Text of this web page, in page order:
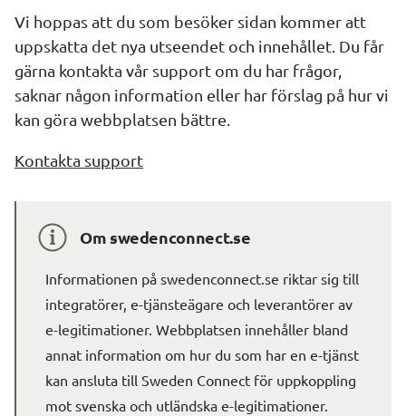
Vi hoppas att du som besöker sidan kommer att
uppskatta det nya utseendet och innehållet. Du får
gärna kontakta vår support om du har frågor,
saknar någon information eller har förslag på hur vi
kan göra webbplatsen bättre.
Kontakta support
Om swedenconnect.se
Informationen på swedenconnect.se riktar sig till
integratörer, e-tjänsteägare och leverantörer av
e-legitimationer. Webbplatsen innehåller bland
annat information om hur du som har en e-tjänst
kan ansluta till Sweden Connect för uppkoppling
mot svenska och utländska e-legitimationer.